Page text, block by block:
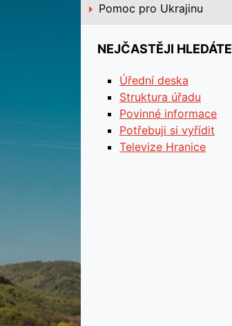
Pomoc pro Ukrajinu
NEJČASTĚJI HLEDÁTE
Úřední deska
Struktura úřadu
Povinné informace
Potřebuji si vyřídit
Televize Hranice